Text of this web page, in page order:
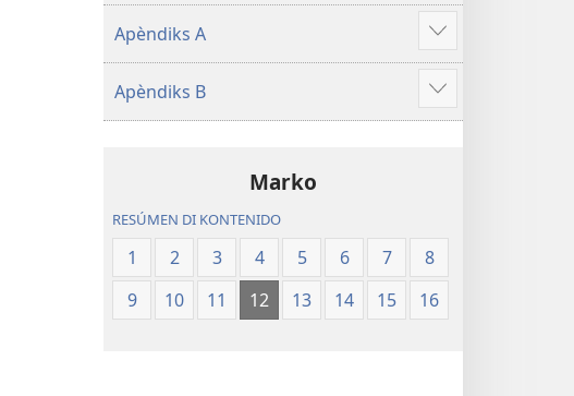
Apèndiks A
Mustra
mas
Apèndiks B
Mustra
mas
Marko
RESÚMEN DI KONTENIDO
1 2 3 4 5 6 7
8
9
10 11 12 13 14 15 16